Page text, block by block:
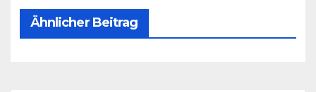
Ähnlicher Beitrag